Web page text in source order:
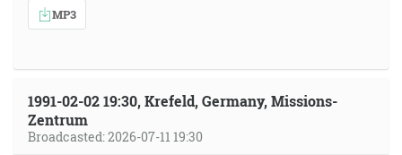
MP3
1991-02-02 19:30, Krefeld, Germany, Missions-
Zentrum
Broadcasted: 2026-07-11 19:30